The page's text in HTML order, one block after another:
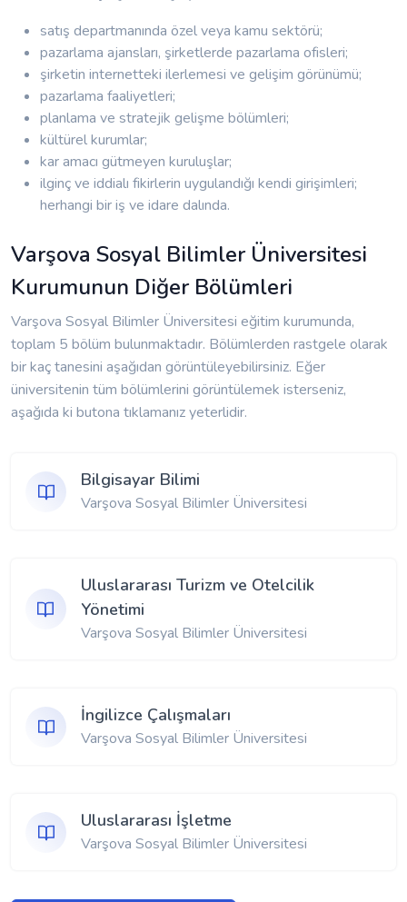
satış departmanında özel veya kamu sektörü;
pazarlama ajansları, şirketlerde pazarlama ofisleri;
şirketin internetteki ilerlemesi ve gelişim görünümü;
pazarlama faaliyetleri;
planlama ve stratejik gelişme bölümleri;
kültürel kurumlar;
kar amacı gütmeyen kuruluşlar;
ilginç ve iddialı fikirlerin uygulandığı kendi girişimleri;
herhangi bir iş ve idare dalında.
Varşova Sosyal Bilimler Üniversitesi
Kurumunun Diğer Bölümleri
Varşova Sosyal Bilimler Üniversitesi eğitim kurumunda,
toplam 5 bölüm bulunmaktadır. Bölümlerden rastgele olarak
bir kaç tanesini aşağıdan görüntüleyebilirsiniz. Eğer
üniversitenin tüm bölümlerini görüntülemek isterseniz,
aşağıda ki butona tıklamanız yeterlidir.
Bilgisayar Bilimi
Varşova Sosyal Bilimler Üniversitesi
Uluslararası Turizm ve Otelcilik
Yönetimi
Varşova Sosyal Bilimler Üniversitesi
İngilizce Çalışmaları
Varşova Sosyal Bilimler Üniversitesi
Uluslararası İşletme
Varşova Sosyal Bilimler Üniversitesi